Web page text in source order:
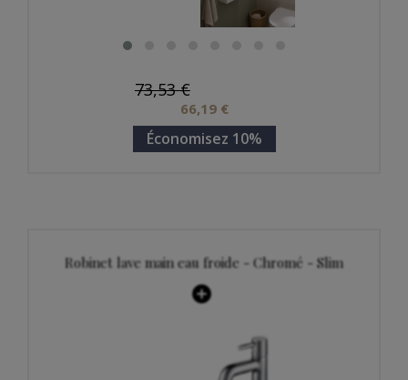
73,53 €
66,19 €
Économisez 10%
Robinet lave main eau froide - Chromé - Slim